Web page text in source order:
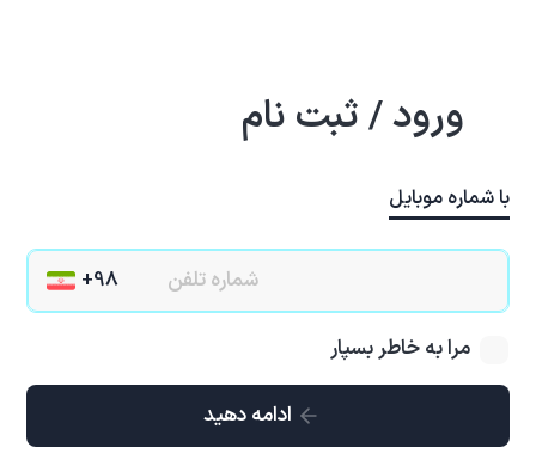
ورود / ثبت نام
با شماره موبایل
مرا به خاطر بسپار
ادامه دهید